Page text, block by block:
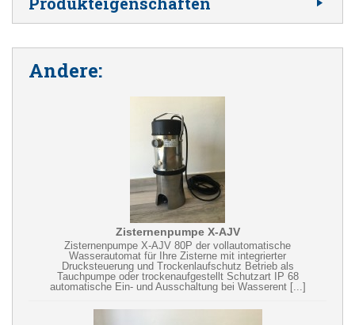
Andere:
Zisternenpumpe X-AJV
Zisternenpumpe X-AJV 80P der vollautomatische
Wasserautomat für Ihre Zisterne mit integrierter
Drucksteuerung und Trockenlaufschutz Betrieb als
Tauchpumpe oder trockenaufgestellt Schutzart IP 68
automatische Ein- und Ausschaltung bei Wasserent [...]